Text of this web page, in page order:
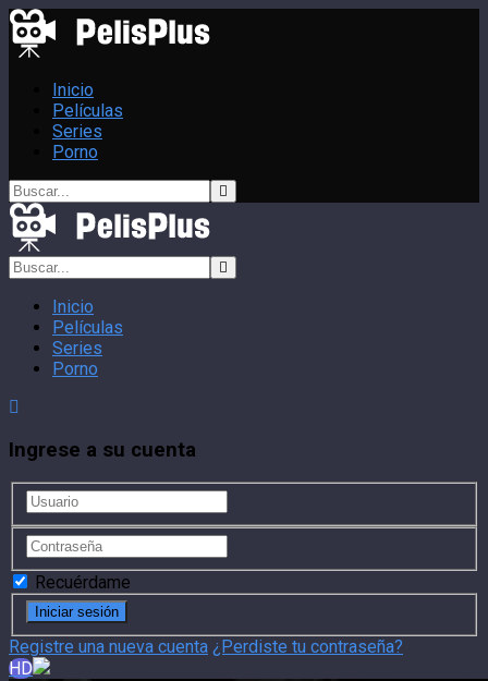
Inicio
Películas
Series
Porno
Inicio
Películas
Series
Porno
Ingrese a su cuenta
Recuérdame
Registre una nueva cuenta ¿Perdiste tu contraseña?
HD